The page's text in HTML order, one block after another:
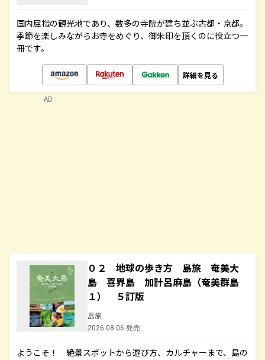
国内屈指の観光地であり、数多の寺院が建ち並ぶ古都・京都。
季節を楽しみながらお寺をめぐり、御朱印を頂くのに役立つ一
冊です。
詳細を見る
０２ 地球の歩き方 島旅 奄美大
島 喜界島 加計呂麻島（奄美群島
１） ５訂版
島旅
2026.08.06 発売
ようこそ！ 絶景スポットから遊び方、カルチャーまで、島の
AD